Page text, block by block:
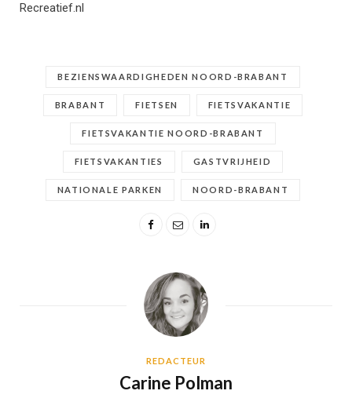
Recreatief.nl
BEZIENSWAARDIGHEDEN NOORD-BRABANT
BRABANT FIETSEN FIETSVAKANTIE
FIETSVAKANTIE NOORD-BRABANT
FIETSVAKANTIES GASTVRIJHEID
NATIONALE PARKEN NOORD-BRABANT
REDACTEUR
Carine Polman